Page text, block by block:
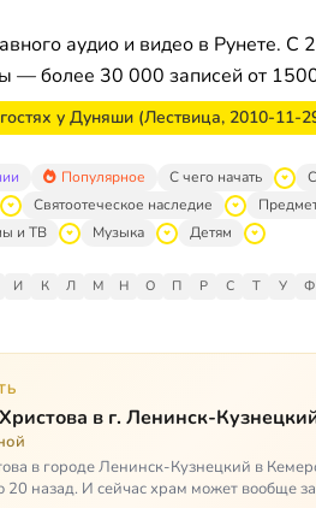
аудио и видео в Рунете. С
— более 30 000 записей от
у Дуняши (Лествица, 2010-11-
Популярное С чего начать
Святоотеческое наследие
и ТВ Музыка Детям
И К Л М Н О П Р С Т У Ф
в г. Ленинск-
в городе Ленинск-Кузнецкий в
20 назад. И сейчас храм может вообще